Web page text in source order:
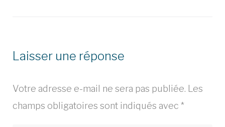
Laisser une réponse
Votre adresse e-mail ne sera pas publiée.
Les
champs obligatoires sont indiqués avec *